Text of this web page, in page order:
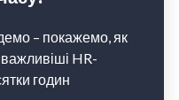
Завдяки
даних
картину й